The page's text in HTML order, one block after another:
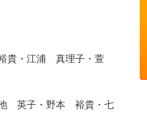
・江浦 真理子・萱
英子・野本 裕貴・七